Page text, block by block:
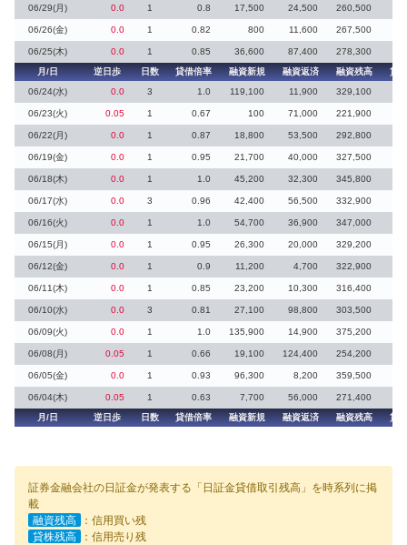
06/29(月) 0.0 1 0.8 17,500 24,500 260,500
06/26(金) 0.0 1 0.82 800 11,600 267,500
06/25(木) 0.0 1 0.85 36,600 87,400
278,300
月/日
逆日歩 日数 貸借倍率 融資新規 融資返済 融資残高
貸
06/24(水)
0.0 3 1.0 119,100 11,900 329,100
06/23(火) 0.05 1 0.67 100 71,000 221,900
06/22(月) 0.0 1 0.87 18,800 53,500 292,800
06/19(金) 0.0 1 0.95 21,700 40,000 327,500
06/18(木) 0.0 1 1.0 45,200 32,300 345,800
06/17(水) 0.0 3 0.96 42,400 56,500 332,900
06/16(火) 0.0 1 1.0 54,700 36,900 347,000
06/15(月) 0.0 1 0.95 26,300 20,000 329,200
06/12(金) 0.0 1 0.9 11,200 4,700 322,900
06/11(木) 0.0 1 0.85 23,200 10,300 316,400
06/10(水) 0.0 3 0.81 27,100 98,800 303,500
06/09(火) 0.0 1 1.0 135,900 14,900 375,200
06/08(月) 0.05 1 0.66 19,100 124,400 254,200
06/05(金) 0.0 1 0.93 96,300 8,200 359,500
06/04(木) 0.05 1 0.63 7,700 56,000
271,400
月/日
逆日歩 日数 貸借倍率 融資新規 融資返済 融資残高 貸
証券金融会社の日証金が発表する「日証金貸借取引残高」を時系列に掲
載
融資残高
：信用買い残
貸株残高
：信用売り残